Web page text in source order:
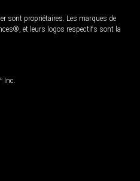
sont propriétaires. Les marques de
et leurs logos respectifs sont la
Inc.